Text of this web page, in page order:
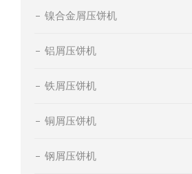
镍合金屑压饼机
铝屑压饼机
铁屑压饼机
铜屑压饼机
钢屑压饼机